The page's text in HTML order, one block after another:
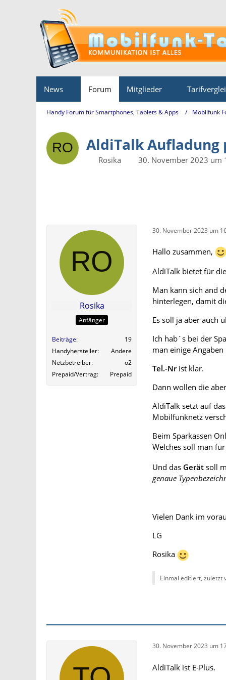
News Forum Mitglieder
Handy Forum für Smartphones, Tablets & Apps Mobilfunk
AldiTalk Aufladung
Rosika 30. November 2023 um
Rosika
Anfänger
Beiträge
19
Handyhersteller
Andere
Netzbetreiber
o2
Prepaid/Vertrag
Prepaid
30. November 2023 um
Hallo zusammen,
AldiTalk bietet für
Man kann sich and
hinterlegen, damit
Es soll ja aber auch
Ich hab´s bei der
man einige
Tel.-Nrist klar.
Dann wollen die
AldiTalk setzt auf
Mobilfunknetz
Beim Sparkassen
Welches soll man
Und das Gerät soll
genaue
Vielen Dank im
LG
Rosika
Einmal editiert, zuletzt
30. November 2023 um
AldiTalk ist E-Plus.